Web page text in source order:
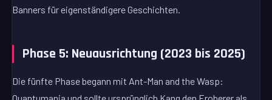
Banners für eigenständigere Geschichten.
Phase 5: Neuausrichtung (2023 bis 2025)
Die fünfte Phase begann mit Ant-Man and the Wasp: